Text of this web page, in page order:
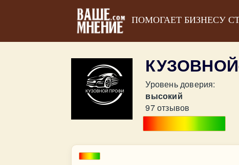
ПОМОГАЕТ БИЗНЕСУ
Уровень доверия:
высокий
97 отзывов